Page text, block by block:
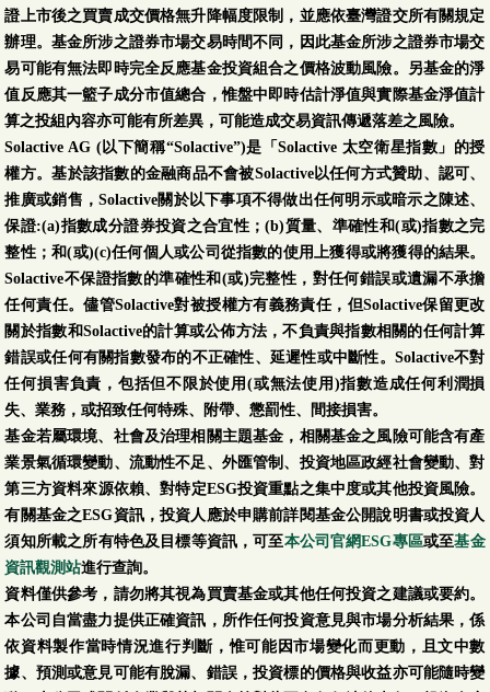
證上市後之買賣成交價格無升降幅度限制，並應依臺灣證交所有關規定
辦理。基金所涉之證券市場交易時間不同，因此基金所涉之證券市場交
易可能有無法即時完全反應基金投資組合之價格波動風險。另基金的淨
值反應其一籃子成分市值總合，惟盤中即時估計淨值與實際基金淨值計
算之投組內容亦可能有所差異，可能造成交易資訊傳遞落差之風險。
Solactive AG (以下簡稱“Solactive”)是「Solactive 太空衛星指數」的授
權方。基於該指數的金融商品不會被Solactive以任何方式贊助、認可、
推廣或銷售，Solactive關於以下事項不得做出任何明示或暗示之陳述、
保證:(a)指數成分證券投資之合宜性；(b)質量、準確性和(或)指數之完
整性；和(或)(c)任何個人或公司從指數的使用上獲得或將獲得的結果。
Solactive不保證指數的準確性和(或)完整性，對任何錯誤或遺漏不承擔
任何責任。儘管Solactive對被授權方有義務責任，但Solactive保留更改
關於指數和Solactive的計算或公佈方法，不負責與指數相關的任何計算
錯誤或任何有關指數發布的不正確性、延遲性或中斷性。Solactive不對
任何損害負責，包括但不限於使用(或無法使用)指數造成任何利潤損
失、業務，或招致任何特殊、附帶、懲罰性、間接損害。
基金若屬環境、社會及治理相關主題基金，相關基金之風險可能含有產
業景氣循環變動、流動性不足、外匯管制、投資地區政經社會變動、對
第三方資料來源依賴、對特定ESG投資重點之集中度或其他投資風險。
有關基金之ESG資訊，投資人應於申購前詳閱基金公開說明書或投資人
須知所載之所有特色及目標等資訊，可至本公司官網ESG專區或至基金
資訊觀測站進行查詢。
資料僅供參考，請勿將其視為買賣基金或其他任何投資之建議或要約。
本公司自當盡力提供正確資訊，所作任何投資意見與市場分析結果，係
依資料製作當時情況進行判斷，惟可能因市場變化而更動，且文中數
據、預測或意見可能有脫漏、錯誤，投資標的價格與收益亦可能隨時變